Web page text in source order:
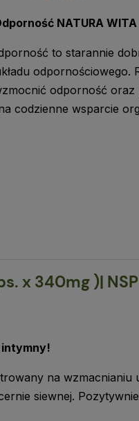
NATURA WITA
to starannie
odpornościowego.
odporność oraz
codzienne wsparcie
x 340mg )|
intymny!
na wzmacnianiu
siewnej.